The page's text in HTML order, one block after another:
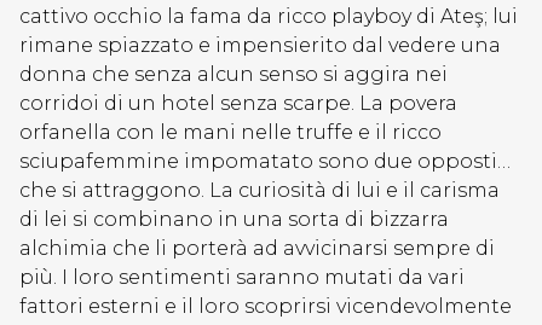
cattivo occhio la fama da ricco playboy di Ateş; lui
rimane spiazzato e impensierito dal vedere una
donna che senza alcun senso si aggira nei
corridoi di un hotel senza scarpe. La povera
orfanella con le mani nelle truffe e il ricco
sciupafemmine impomatato sono due opposti…
che si attraggono. La curiosità di lui e il carisma
di lei si combinano in una sorta di bizzarra
alchimia che li porterà ad avvicinarsi sempre di
più. I loro sentimenti saranno mutati da vari
fattori esterni e il loro scoprirsi vicendevolmente